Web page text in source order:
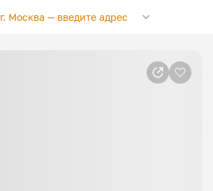
г. Москва —введите адрес